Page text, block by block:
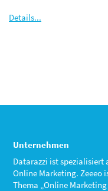
Details...
Unternehmen
Datarazzi ist spezialisiert
Online Marketing. Zeeeo
Thema „Online